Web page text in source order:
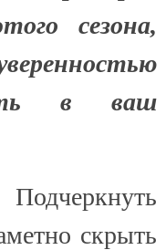
сезона,
в ваш
Подчеркнуть
скрыть